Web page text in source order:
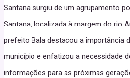
Santana surgiu de um agrupamento
Santana, localizada à margem do rio
prefeito Bala destacou a importância
município e enfatizou a necessidade
informações para as próximas